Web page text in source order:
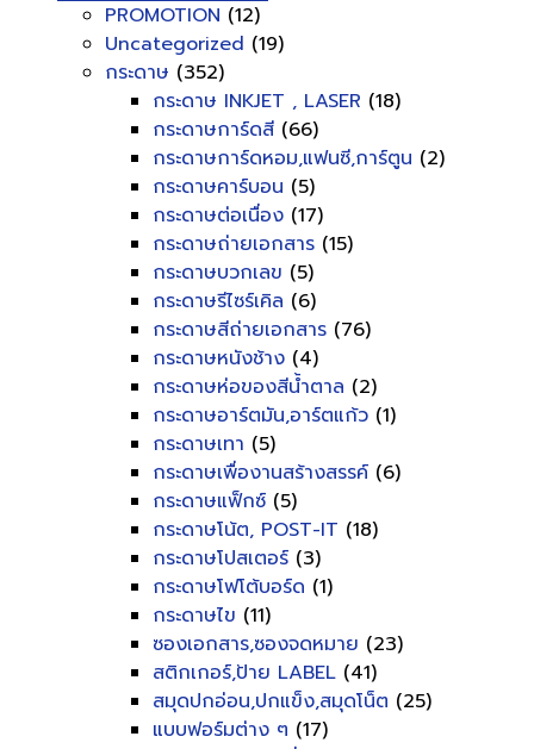
PROMOTION (12)
Uncategorized (19)
กระดาษ (352)
กระดาษ INKJET , LASER (18)
กระดาษการ์ดสี (66)
กระดาษการ์ดหอม,แฟนซี,การ์ตูน (2)
กระดาษคาร์บอน (5)
กระดาษต่อเนื่อง (17)
กระดาษถ่ายเอกสาร (15)
กระดาษบวกเลข (5)
กระดาษรีไซร์เคิล (6)
กระดาษสีถ่ายเอกสาร (76)
กระดาษหนังช้าง (4)
กระดาษห่อของสีน้ำตาล (2)
กระดาษอาร์ตมัน,อาร์ตแก้ว (1)
กระดาษเทา (5)
กระดาษเพื่องานสร้างสรรค์ (6)
กระดาษแฟ็กซ์ (5)
กระดาษโน้ต, POST-IT (18)
กระดาษโปสเตอร์ (3)
กระดาษโฟโต้บอร์ด (1)
กระดาษไข (11)
ซองเอกสาร,ซองจดหมาย (23)
สติกเกอร์,ป้าย LABEL (41)
สมุดปกอ่อน,ปกแข็ง,สมุดโน็ต (25)
แบบฟอร์มต่าง ๆ (17)